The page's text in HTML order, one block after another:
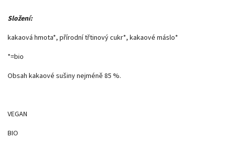
Složení:
kakaová hmota*, přírodní třtinový cukr*, kakaové máslo*
*=bio
Obsah kakaové sušiny nejméně 85 %.
VEGAN
BIO